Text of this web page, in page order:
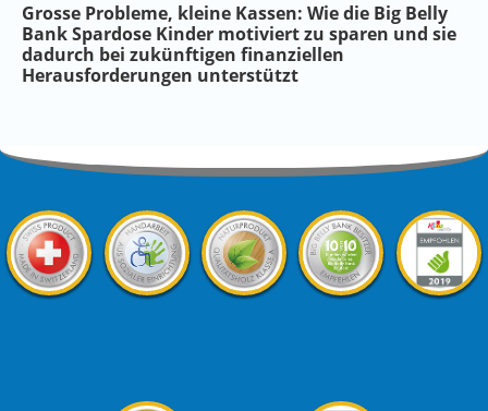
Grosse Probleme, kleine Kassen: Wie die Big Belly
Bank Spardose Kinder motiviert zu sparen und sie
dadurch bei zukünftigen finanziellen
Herausforderungen unterstützt